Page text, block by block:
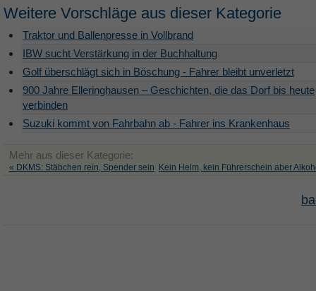
Weitere Vorschläge aus dieser Kategorie
Traktor und Ballenpresse in Vollbrand
IBW sucht Verstärkung in der Buchhaltung
Golf überschlägt sich in Böschung - Fahrer bleibt unverletzt
900 Jahre Elleringhausen – Geschichten, die das Dorf bis heute
verbinden
Suzuki kommt von Fahrbahn ab - Fahrer ins Krankenhaus
Mehr aus dieser Kategorie:
« DKMS: Stäbchen rein, Spender sein Kein Helm, kein Führerschein aber